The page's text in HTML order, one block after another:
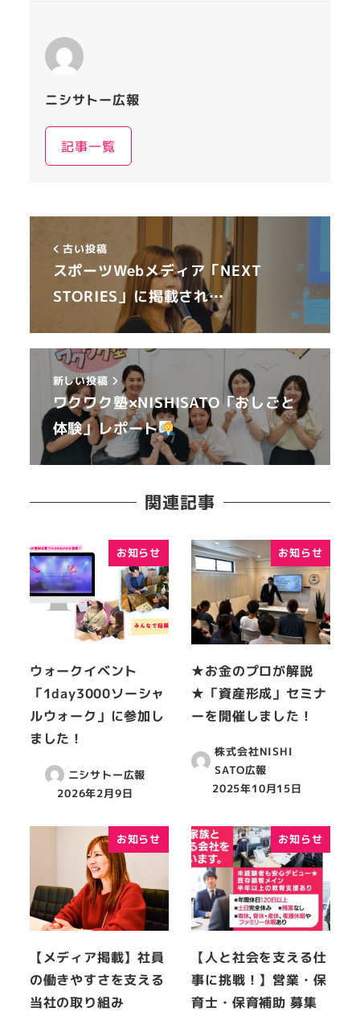
ニシサトー広報
記事一覧
古い投稿
スポーツWebメディア「NEXT
STORIES」に掲載され…
新しい投稿
ワクワク塾×NISHISATO「おしごと
体験」レポート
関連記事
お知らせ
ウォークイベント
「1day3000ソーシャ
ルウォーク」に参加し
ました！
ニシサトー広報
2026年2月9日
お知らせ
★お金のプロが解説
★「資産形成」セミナ
ーを開催しました！
株式会社NISHI
SATO広報
2025年10月15日
お知らせ
【メディア掲載】社員
の働きやすさを支える
当社の取り組み
お知らせ
【人と社会を支える仕
事に挑戦！】営業・保
育士・保育補助 募集